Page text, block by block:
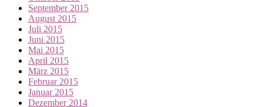
September 2015
August 2015
Juli 2015
Juni 2015
Mai 2015
April 2015
März 2015
Februar 2015
Januar 2015
Dezember 2014